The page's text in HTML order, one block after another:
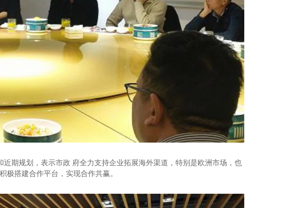
期规划，表示市政 府全力支持企业拓展海外渠道，特别是欧洲市场，也
极搭建合作平台，实现合作共赢。